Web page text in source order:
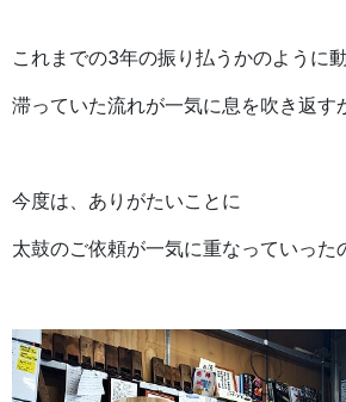
これまでの3年の振り払うかのように動
滞っていた流れが一気に息を吹き返す
今度は、ありがたいことに
太鼓のご依頼が一気に重なっていった